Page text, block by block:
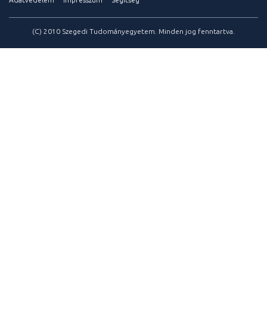
(C) 2010 Szegedi Tudományegyetem. Minden jog fenntartva.